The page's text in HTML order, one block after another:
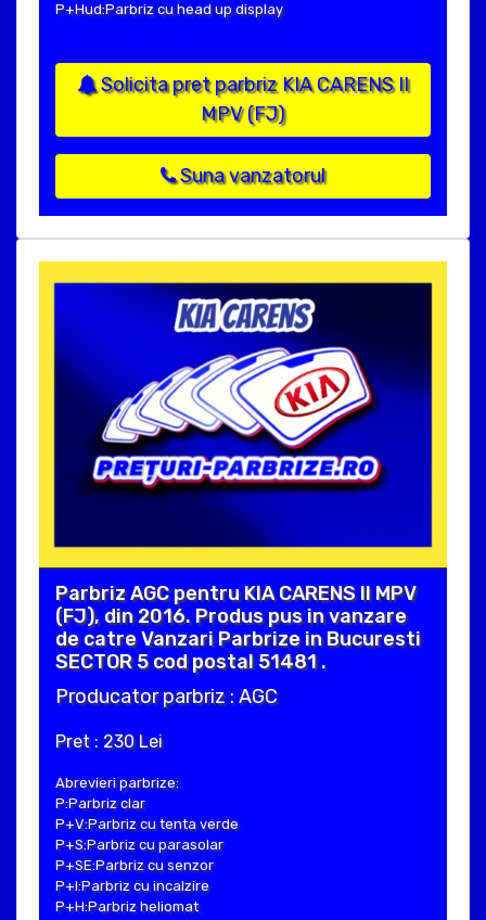
P+Hud:Parbriz cu head up display
Solicita pret parbriz KIA CARENS II
MPV (FJ)
Suna vanzatorul
Parbriz AGC pentru KIA CARENS II MPV
(FJ), din 2016. Produs pus in vanzare
de catre Vanzari Parbrize in Bucuresti
SECTOR 5 cod postal 51481 .
Producator parbriz : AGC
Pret : 230 Lei
Abrevieri parbrize:
P:Parbriz clar
P+V:Parbriz cu tenta verde
P+S:Parbriz cu parasolar
P+SE:Parbriz cu senzor
P+I:Parbriz cu incalzire
P+H:Parbriz heliomat